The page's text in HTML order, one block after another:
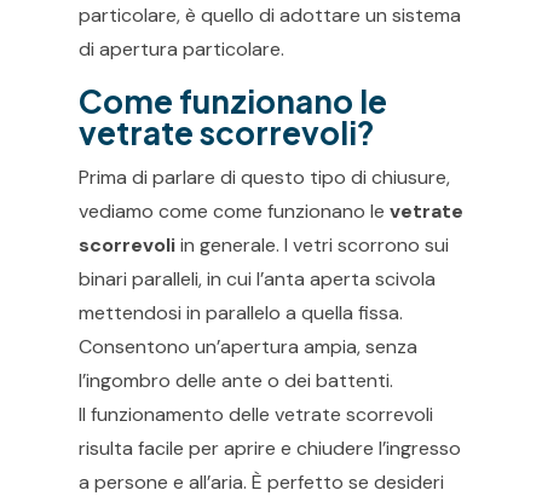
particolare, è quello di adottare un sistema
di apertura particolare.
Come funzionano le
vetrate scorrevoli?
Prima di parlare di questo tipo di chiusure,
vediamo come come funzionano le vetrate
scorrevoliin generale. I vetri scorrono sui
binari paralleli, in cui l’anta aperta scivola
mettendosi in parallelo a quella fissa.
Consentono un’apertura ampia, senza
l’ingombro delle ante o dei battenti.
Il funzionamento delle vetrate scorrevoli
risulta facile per aprire e chiudere l’ingresso
a persone e all’aria. È perfetto se desideri